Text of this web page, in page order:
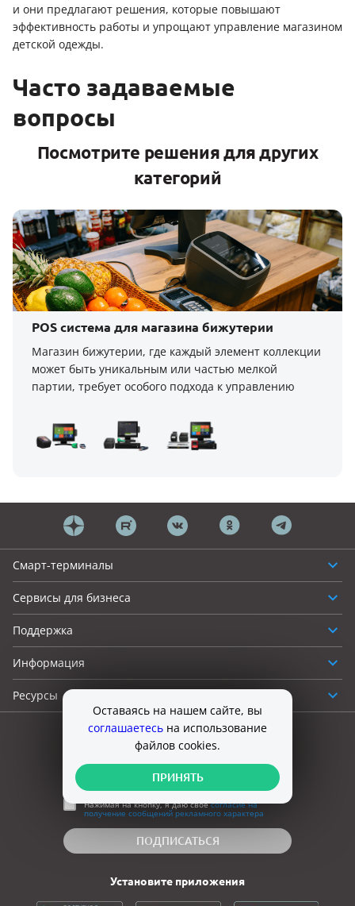
Оставаясь на нашем сайте, вы
соглашаетесь на использование
файлов cookies.
ПРИНЯТЬ
и они предлагают решения, которые повышают
эффективность работы и упрощают управление магазином
детской одежды.
Часто задаваемые
вопросы
Посмотрите решения для других
категорий
POS система для магазина бижутерии
Магазин бижутерии, где каждый элемент коллекции
может быть уникальным или частью мелкой
партии, требует особого подхода к управлению
POS-системы Эвотор, включая модели Power-POS
Base, Power-POS Optimum и Power-POS Max,
идеально подходят для эффективного ведения
Смарт-терминалы
Сервисы для бизнеса
Поддержка
Информация
Ресурсы
Нажимая на кнопку, я даю своёсогласие на
получение сообщений рекламного характера
ПОДПИСАТЬСЯ
Установите приложения